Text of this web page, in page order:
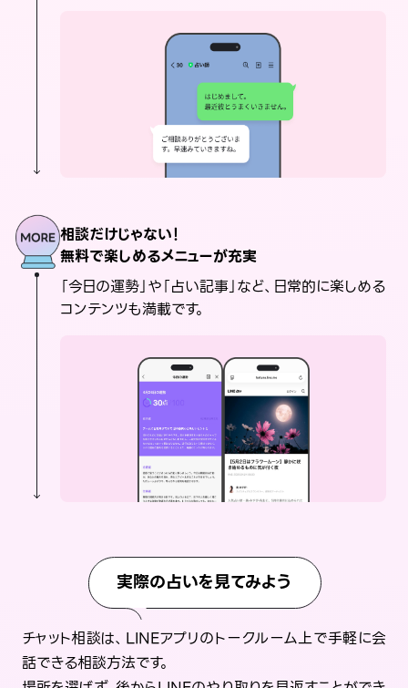
相談だけじゃない！
無料で楽しめるメニューが充実
「今日の運勢」や「占い記事」など、日常的に楽しめる
コンテンツも満載です。
実際の占いを見てみよう
チャット相談は、LINEアプリのトークルーム上で手軽に会
話できる相談方法です。